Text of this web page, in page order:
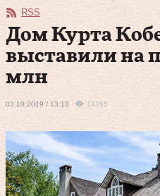
RSS
Дом Курта
выставили на
млн
03.10.2019 / 13:13 14165